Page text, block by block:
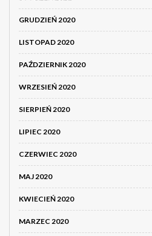
GRUDZIEŃ 2020
LISTOPAD 2020
PAŹDZIERNIK 2020
WRZESIEŃ 2020
SIERPIEŃ 2020
LIPIEC 2020
CZERWIEC 2020
MAJ 2020
KWIECIEŃ 2020
MARZEC 2020